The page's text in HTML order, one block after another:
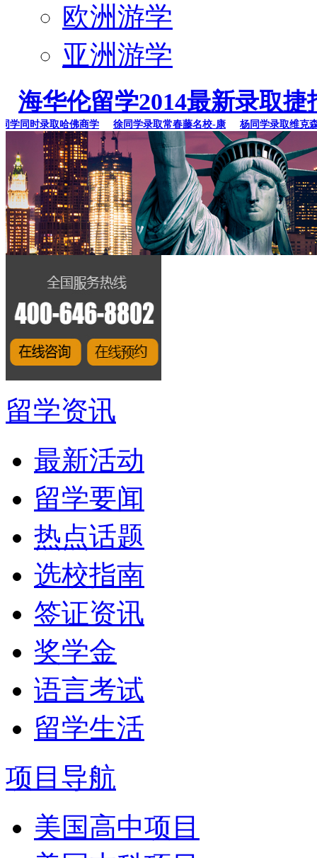
欧洲游学
亚洲游学
海华伦留学2014最新录取捷
时录取哈佛商学 徐同学录取常春藤名校-康 杨同学录取维克森林
留学资讯
最新活动
留学要闻
热点话题
选校指南
签证资讯
奖学金
语言考试
留学生活
项目导航
美国高中项目